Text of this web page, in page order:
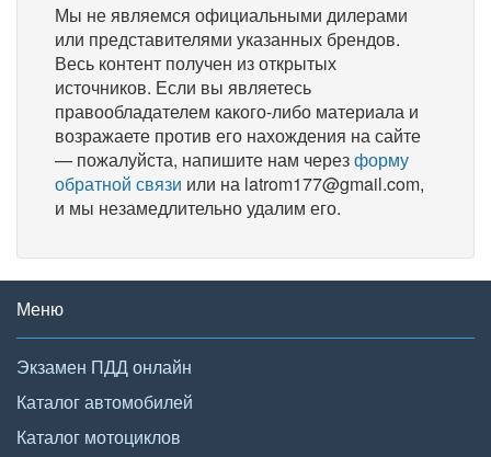
Мы не являемся официальными дилерами
или представителями указанных брендов.
Весь контент получен из открытых
источников. Если вы являетесь
правообладателем какого-либо материала и
возражаете против его нахождения на сайте
— пожалуйста, напишите нам черезформу
обратной связи или на latrom177@gmail.com,
и мы незамедлительно удалим его.
Меню
Экзамен ПДД онлайн
Каталог автомобилей
Каталог мотоциклов